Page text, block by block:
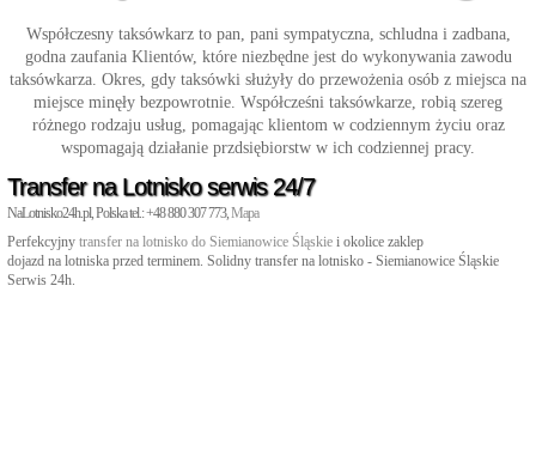
Współczesny taksówkarz to pan, pani sympatyczna, schludna i zadbana,
godna zaufania Klientów, które niezbędne jest do wykonywania zawodu
taksówkarza. Okres, gdy taksówki służyły do przewożenia osób z miejsca na
miejsce minęły bezpowrotnie. Współcześni taksówkarze, robią szereg
różnego rodzaju usług, pomagając klientom w codziennym życiu oraz
wspomagają działanie przdsiębiorstw w ich codziennej pracy.
Transfer na Lotnisko serwis 24/7
NaLotnisko24h.pl, Polska tel.: +48 880 307 773,Mapa
Perfekcyjny transfer na lotnisko do Siemianowice Śląskie i okolice zaklep
dojazd na lotniska przed terminem. Solidny transfer na lotnisko - Siemianowice Śląskie
Serwis 24h.